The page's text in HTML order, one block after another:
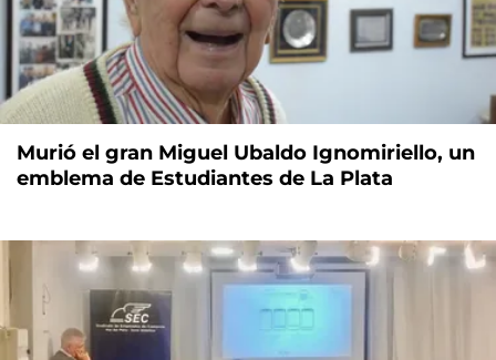
Murió el gran Miguel Ubaldo Ignomiriello, un
emblema de Estudiantes de La Plata